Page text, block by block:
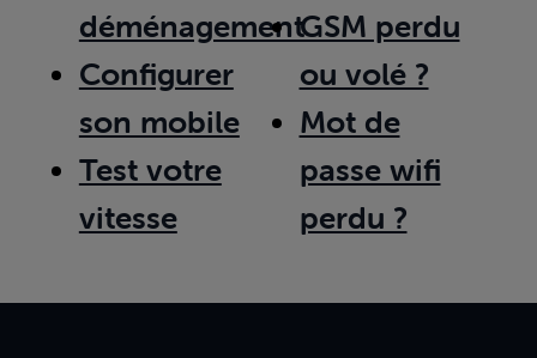
déménagement
Configurer
son mobile
Test votre
vitesse
GSM perdu
ou volé ?
Mot de
passe wifi
perdu ?